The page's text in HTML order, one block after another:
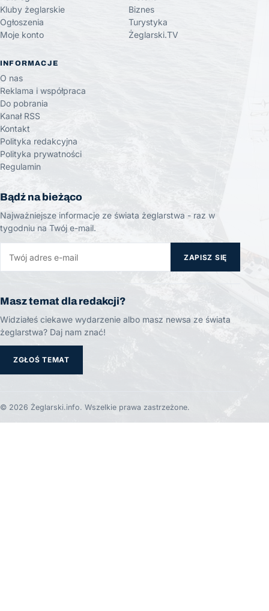
Kluby żeglarskie
Ogłoszenia
Moje konto
Biznes
Turystyka
Żeglarski.TV
INFORMACJE
O nas
Reklama i współpraca
Do pobrania
Kanał RSS
Kontakt
Polityka redakcyjna
Polityka prywatności
Regulamin
Bądź na bieżąco
Najważniejsze informacje ze świata żeglarstwa - raz w
tygodniu na Twój e-mail.
ZAPISZ SIĘ
Masz temat dla redakcji?
Widziałeś ciekawe wydarzenie albo masz newsa ze świata
żeglarstwa? Daj nam znać!
ZGŁOŚ TEMAT
© 2026 Żeglarski.info. Wszelkie prawa zastrzeżone.